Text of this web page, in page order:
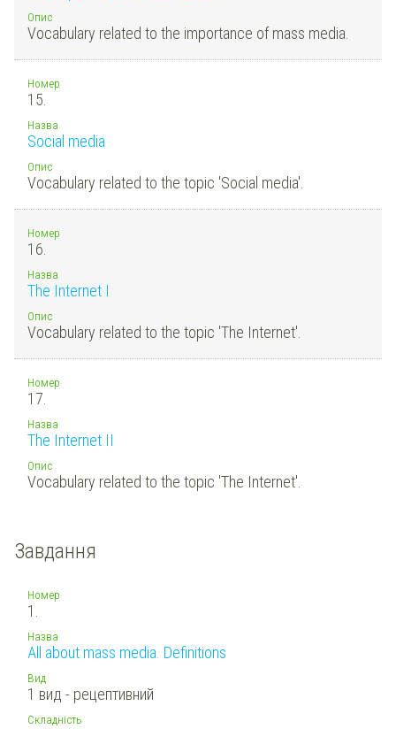
Опис
Vocabulary related to the importance of mass media.
Номер
15.
Назва
Social media
Опис
Vocabulary related to the topic 'Social media'.
Номер
16.
Назва
The Internet I
Опис
Vocabulary related to the topic 'The Internet'.
Номер
17.
Назва
The Internet II
Опис
Vocabulary related to the topic 'The Internet'.
Завдання
Номер
1.
Назва
All about mass media. Definitions
Вид
1 вид - рецептивний
Складність